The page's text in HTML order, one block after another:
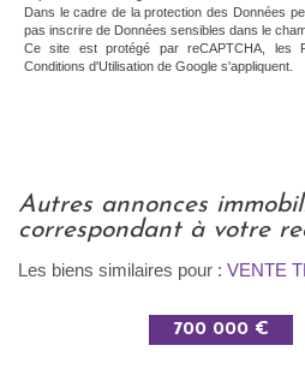
Dans le cadre de la protection des Données
pas inscrire de Données sensibles dans le
Ce site est protégé par reCAPTCHA, les
Conditions d'Utilisation de Google s'appliquent.
autres annonces immobilières
correspondant à votre
Les biens similaires pour : VENTE
700 000 €